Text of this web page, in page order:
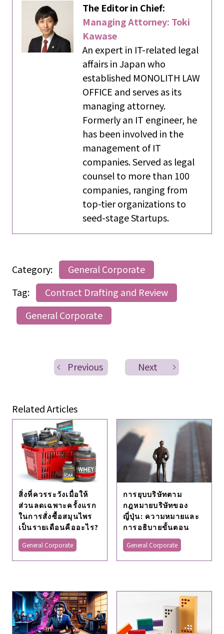
The Editor in Chief:
Managing Attorney: Toki
Kawase
An expert in IT-related legal
affairs in Japan who
established MONOLITH LAW
OFFICE and serves as its
managing attorney.
Formerly an IT engineer, he
has been involved in the
management of IT
companies. Served as legal
counsel to more than 100
companies, ranging from
top-tier organizations to
seed-stage Startups.
Category:
General Corporate
Tag:
Contract Drafting and Review
General Corporate
Previous Next
Related Articles
สิ่งที่ควรระวังเมื่อให้
ส่วนลดเฉพาะครั้งแรก
ในการสั่งซื้อสมุนไพร
เป็นรายเดือนคืออะไร?
General Corporate
การยุบบริษัทตาม
กฎหมายบริษัทของ
ญี่ปุ่น: ความหมายและ
การอธิบายขั้นตอน
General Corporate